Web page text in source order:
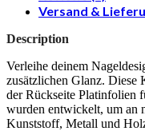
Versand &
Description
Verleihe deinem
zusätzlichen Glanz. Diese
der Rückseite Platinfolien
wurden entwickelt, um an
Kunststoff, Metall und